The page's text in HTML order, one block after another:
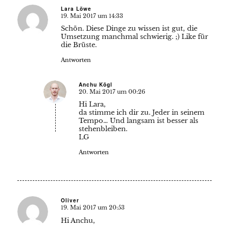
Lara Löwe
19. Mai 2017 um 14:33
Schön. Diese Dinge zu wissen ist gut, die
Umsetzung manchmal schwierig. ;) Like für
die Brüste.
Antworten
Anchu Kögl
20. Mai 2017 um 00:26
Hi Lara,
da stimme ich dir zu. Jeder in seinem
Tempo… Und langsam ist besser als
stehenbleiben.
LG
Antworten
Oliver
19. Mai 2017 um 20:53
Hi Anchu,